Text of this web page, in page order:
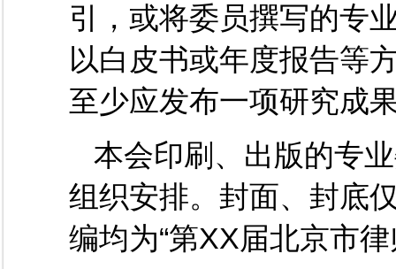
引，或将委员撰写的专
以白皮书或年度报告等
至少应发布一项研究成
本会印刷、出版的专
组织安排。封面、封底
编均为“第XX届北京市